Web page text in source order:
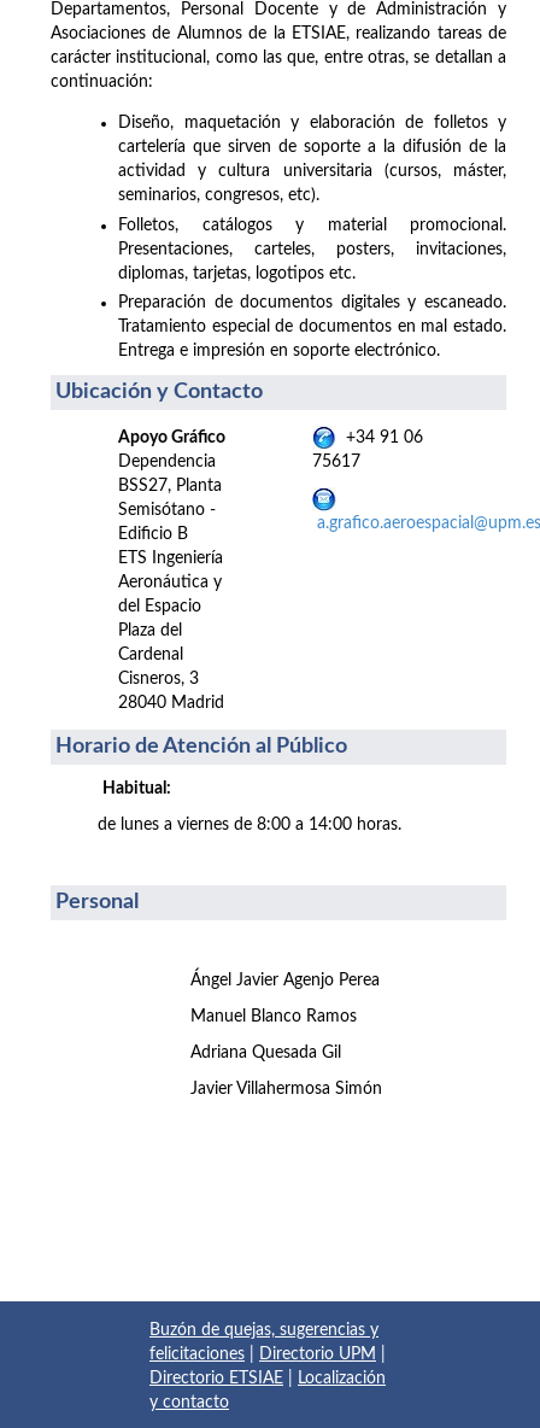
Departamentos, Personal Docente y de Administración y
Asociaciones de Alumnos de la ETSIAE, realizando tareas de
carácter institucional, como las que, entre otras, se detallan a
continuación:
Diseño, maquetación y elaboración de folletos y
cartelería que sirven de soporte a la difusión de la
actividad y cultura universitaria (cursos, máster,
seminarios, congresos, etc).
Folletos, catálogos y material promocional.
Presentaciones, carteles, posters, invitaciones,
diplomas, tarjetas, logotipos etc.
Preparación de documentos digitales y escaneado.
Tratamiento especial de documentos en mal estado.
Entrega e impresión en soporte electrónico.
Ubicación y Contacto
Apoyo Gráfico
Dependencia
BSS27, Planta
Semisótano -
Edificio B
ETS Ingeniería
Aeronáutica y
del Espacio
Plaza del
Cardenal
Cisneros, 3
28040 Madrid
+34 91 06
75617
a.grafico.aeroespacial@upm.es
Horario de Atención al Público
Habitual:
de lunes a viernes de 8:00 a 14:00 horas.
Personal
Ángel Javier Agenjo Perea
Manuel Blanco Ramos
Adriana Quesada Gil
Javier Villahermosa Simón
Buzón de quejas, sugerencias y
felicitaciones
Directorio UPM
Directorio ETSIAE
Localización
y contacto